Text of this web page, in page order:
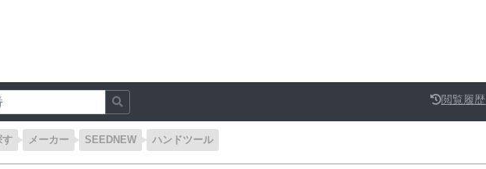
閲覧履歴
す メーカー SEEDNEW ハンドツール